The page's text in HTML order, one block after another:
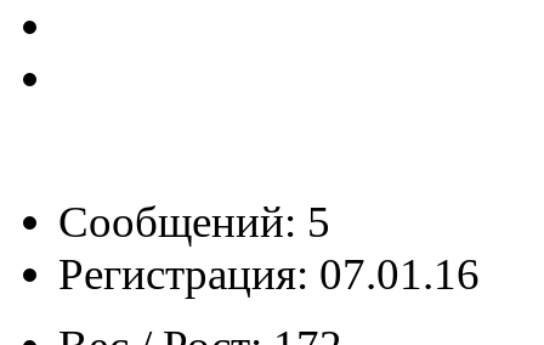
Сообщений: 5
Регистрация: 07.01.16